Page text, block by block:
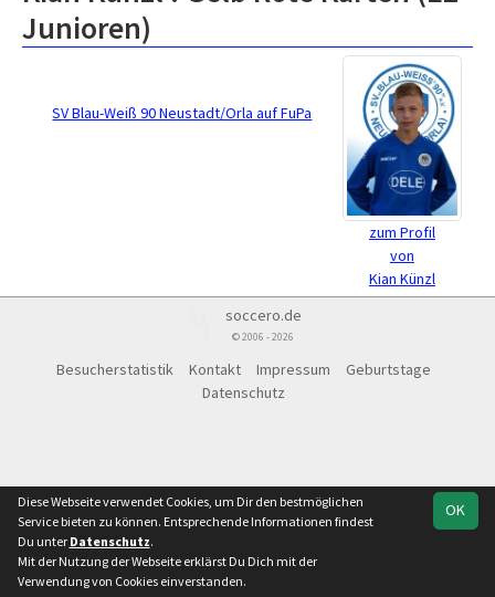
Junioren)
zum Profil
von
Kian Künzl
SV Blau-Weiß 90 Neustadt/Orla auf FuPa
soccero.de
© 2006 - 2026
Besucherstatistik Kontakt Impressum
Geburtstage
Datenschutz
OK
Diese Webseite verwendet Cookies, um Dir den bestmöglichen
Service bieten zu können. Entsprechende Informationen findest
Du unter Datenschutz.
Mit der Nutzung der Webseite erklärst Du Dich mit der
Verwendung von Cookies einverstanden.